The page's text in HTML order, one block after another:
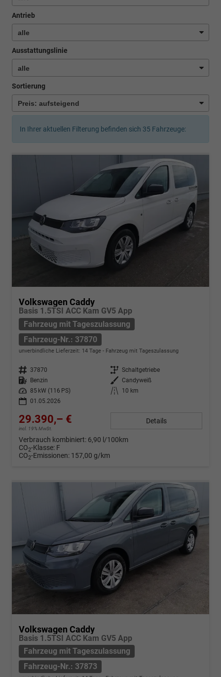
Antrieb
Ausstattungslinie
Sortierung
In Ihrer aktuellen Filterung befinden sich 35 Fahrzeuge:
Volkswagen Caddy
Basis 1.5TSI ACC Kam GV5 App
Fahrzeug mit Tageszulassung
Fahrzeug-Nr.: 37870
unverbindliche Lieferzeit: 14 Tage Fahrzeug mit Tageszulassung
Fahrzeug-Nr. 37870 Getriebe Schaltgetriebe
Kraftstoff
Benzin Außenfarbe Candyweiß
Leistung
85 kW (116 PS) Kilometerstand
10 km
01.05.2026
29.390,– €
incl. 19% MwSt.
Details
Verbrauch kombiniert: 6,90 l/100km
CO2-Klasse: F
CO2-Emissionen: 157,00 g/km
Volkswagen Caddy
Basis 1.5TSI ACC Kam GV5 App
Fahrzeug mit Tageszulassung
Fahrzeug-Nr.: 37873